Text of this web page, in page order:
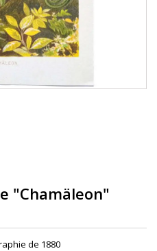
"Chamäleon"
de 1880